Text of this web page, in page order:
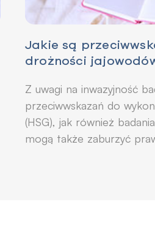
Jakie są
drożności
Z uwagi na inwazyjność
przeciwwskazań do
(HSG), jak również
mogą także zaburzyć